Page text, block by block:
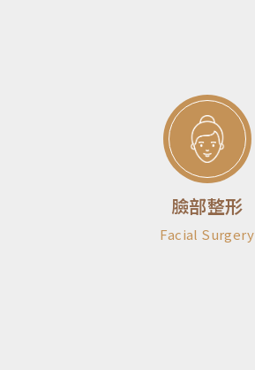
臉部整形
Facial Surgery